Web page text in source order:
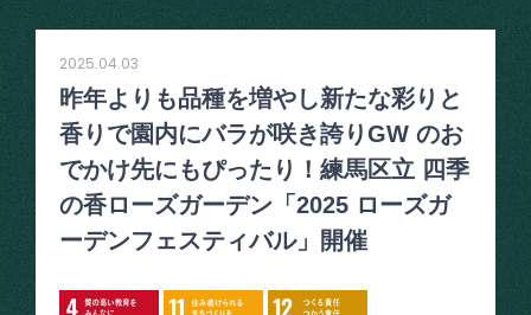
2025.04.03
昨年よりも品種を増やし新たな彩りと
香りで園内にバラが咲き誇りGW のお
でかけ先にもぴったり！練馬区立 四季
の香ローズガーデン「2025 ローズガ
ーデンフェスティバル」開催